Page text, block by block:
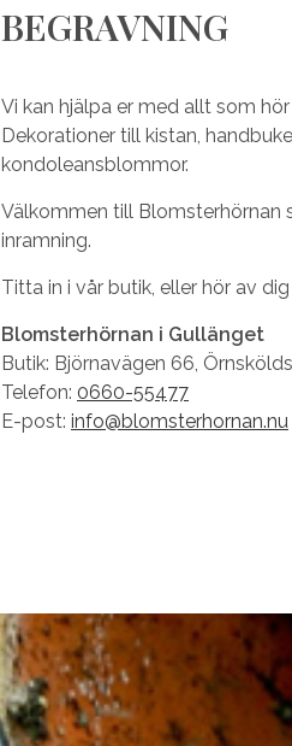
BEGRAVNING
Vi kan hjälpa er med allt som
Dekorationer till kistan,
kondoleansblommor.
Välkommen till Blomsterhörnan
inramning.
Titta in i vår butik, eller hör av
Blomsterhörnan i Gullänget
Butik: Björnavägen 66,
Telefon: 0660-55477
E-post: info@blomsterhornan.nu